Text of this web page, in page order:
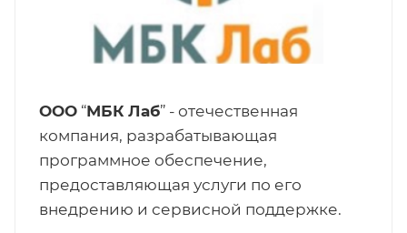
ООО“МБК Лаб” - отечественная
компания, разрабатывающая
программное обеспечение,
предоставляющая услуги по его
внедрению и сервисной поддержке.